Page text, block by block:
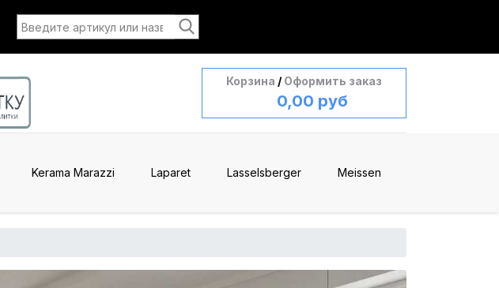
Корзина / Оформить заказ
0,00 руб
Kerama Marazzi Laparet Lasselsberger Meissen